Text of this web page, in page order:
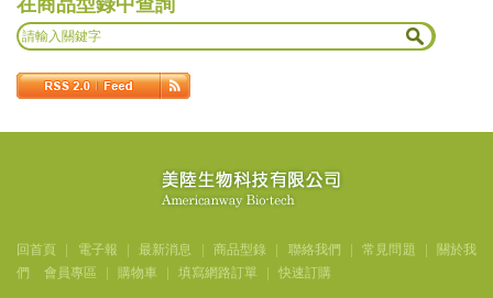
在商品型錄中查詢
回首頁 電子報 最新消息 商品型錄 聯絡我們 常見問題
關於我
們
會員專區 購物車 填寫網路訂單 快速訂購